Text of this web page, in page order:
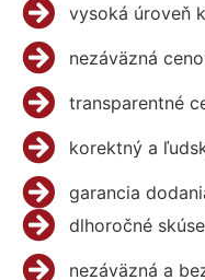
vysoká úroveň
nezáväzná
transparentné
korektný a
garancia
dlhoročné
nezáväzná a